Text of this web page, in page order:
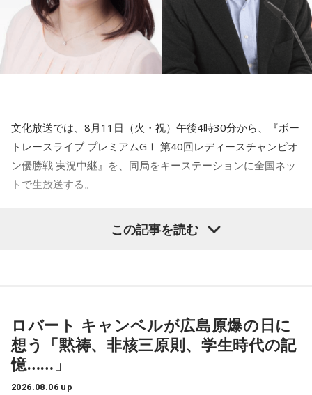
※ドリンクチケットはPASS1枚につき1枚ご購入いただきま
す。(3DAYS PASSの方も1枚となります)
※ドリンクチケットは なんばHatchを除く、MINAMI
WHEEL開催ライブハウスで期間中に限り使用可。
用いたします。
なんばhatchには10/10(土)当日有効なMINAMI WHEEL PASS
をお持ちの方がご入場いただけます。
※チケット代には販売事務手数料¥1,000（税込）を含みま
いた金額を払い戻します）
※6歳以上チケット必要。未就学児入場不可。
※夕方以降にのみ入場が可能になるチケットを後日、限定枚
数で発売予定です。
●主催： 主催：FM802 / MINAMI WHEEL 2026事務局
ので。計算したうえで何がもっとも利益があるか、と思考す
るプロセスが消えていて。ある種のイデオロギーみたいなも
のでボン、といってそれを貫くことが政治だと思い込んでい
るのではないか、と」
「中国は気に入らないこともたくさんあるけど、貿易の
利益やいろいろ考えたうえで、ここまでは許される、ここか
らはいけない、みたいな計算をしなければいけない。（高市
わけです」
このあと高市政権に関する解説が続いた。
放送（KRY）のラジオパーソナリティ・原田かおりをゲスト
に迎え、実況・進行を文化放送の高橋将市アナウンサーが担
当し、緊迫した空気と現地の熱気を、音声ならではの圧倒的
な臨場感で全国のリスナーへ伝える。
ィースチャンピオン優勝戦 実況中継』
■放送日時： 2026年8月11日（火・祝） 午後4時30分～5時
00分
その他ネット各局 ： 午後4時30分～4時55分
■ゲスト： 原田かおり（KRYラジオパーソナリティ）
文化放送では、8月11日（火・祝）午後4時30分から、『ボー
トレースライブ プレミアムGⅠ 第40回レディースチャンピオ
ン優勝戦 実況中継』を、同局をキーステーションに全国ネッ
トで生放送する。
女子レーサーの頂点を決するプレミアムGⅠ競走「レディース
チャンピオン」。今年で40回目を迎えるこのレースは、山口
に加え、選考期間内に高い勝率を残した総勢52名の女子レー
サーたち。優勝賞金1,300万円と、「真夏の女王」の称号を懸
け、白熱のレースを繰り広げる。
舞台となる「ボートレース徳山」は、笠戸湾の奥に位置する
この記事を読む
ロバート キャンベルが広島原爆の日に
想う「黙祷、非核三原則、学生時代の記
憶……」
2026.08.06 up